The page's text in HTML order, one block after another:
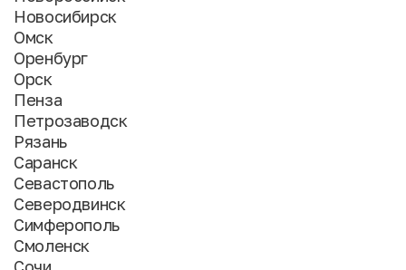
Новосибирск
Омск
Оренбург
Орск
Пенза
Петрозаводск
Рязань
Саранск
Севастополь
Северодвинск
Симферополь
Смоленск